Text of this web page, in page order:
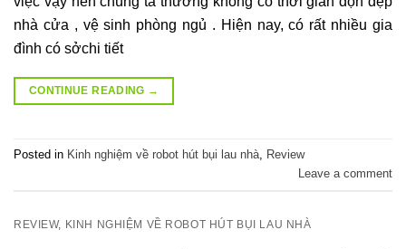
nhà cửa , vệ sinh phòng ngủ . Hiện nay, có rất nhiều gia
đình có sởchi tiết
CONTINUE READING →
Posted in Kinh nghiệm về robot hút bụi lau nhà, Review
Leave a comment
REVIEW, KINH NGHIỆM VỀ ROBOT HÚT BỤI LAU NHÀ